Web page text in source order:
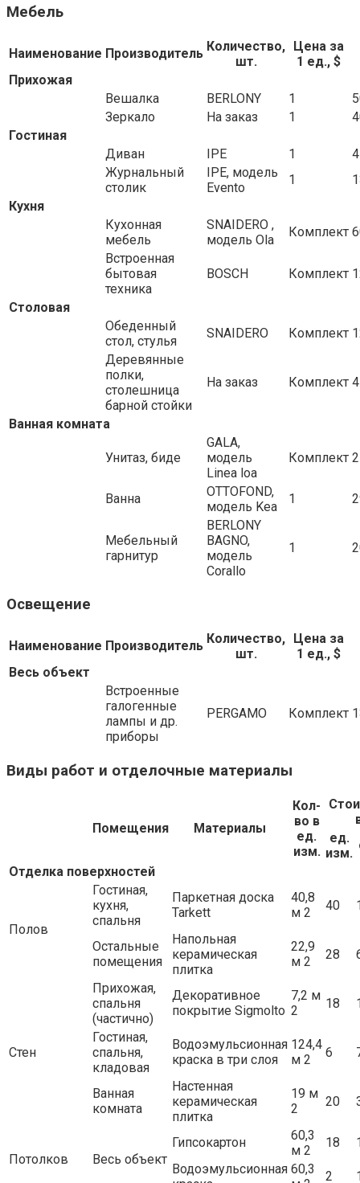
Мебель
Наименование Производитель Количество,
шт.
Цена за
1 ед., $
Прихожая
Вешалка
BERLONY 1
Зеркало
На заказ 1
Гостиная
Диван
IPE 1
Журнальный
столик
IPE, модель
Evento
1
Кухня
Кухонная
мебель
SNAIDERO ,
модель Ola
Комплект
Встроенная
бытовая
техника
BOSCH Комплект
Столовая
Обеденный
стол, стулья
SNAIDERO Комплект
Деревянные
полки,
столешница
барной стойки
На заказ Комплект
Ванная комната
Унитаз, биде
GALA,
модель
Linea loa
Комплект
Ванна
OTTOFOND,
модель Kea
1
Мебельный
гарнитур
BERLONY
BAGNO,
модель
Corallo
1
Освещение
Наименование Производитель Количество,
шт.
Цена за
1 ед., $
Весь объект
Встроенные
галогенные
лампы и др.
приборы
PERGAMO Комплект
Виды работ и отделочные материалы
Помещения Материалы
Кол-
во в
ед.
изм.
ед.
изм.
Отделка поверхностей
Полов
Гостиная,
кухня,
спальня
Паркетная доска
Tarkett
40,8
м 2
40
Остальные
помещения
Напольная
керамическая
плитка
22,9
м 2
28
Стен
Прихожая,
спальня
(частично)
Декоративное
покрытие Sigmolto
7,2 м
2
18
Гостиная,
спальня,
кладовая
Водоэмульсионная
краска в три слоя
124,4
м 2
6
Ванная
комната
Настенная
керамическая
плитка
19 м
2
20
Потолков Весь объект
Гипсокартон
60,3
м 2
18
Водоэмульсионная 60,3
2